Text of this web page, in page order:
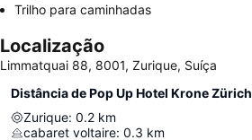
Trilho para caminhadas
Localização
Limmatquai 88, 8001, Zurique, Suíça
Distância de Pop Up Hotel Krone Zürich
Zurique: 0.2 km
cabaret voltaire: 0.3 km